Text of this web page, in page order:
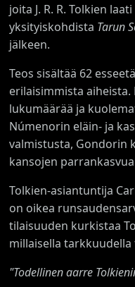
joita J. R. R. Tolkien
yksityiskohdista Tarun
jälkeen.
Teos sisältää 62
erilaisimmista
lukumäärää ja
Númenorin eläin- ja
valmistusta, Gondorin
kansojen
Tolkien-asiantuntija
on oikea
tilaisuuden kurkistaa
millaisella
"Todellinen aarre